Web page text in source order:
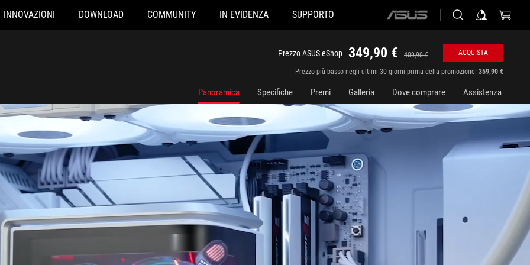
INNOVAZIONI DOWNLOAD COMMUNITY IN EVIDENZA SUPPORTO
ASUS
Prezzo ASUS eShop 349,90 € 409,90 € ACQUISTA
Prezzo più basso negli ultimi 30 giorni prima della promozione: 359,90 €
Panoramica Specifiche Premi Galleria Dove comprare Assistenza